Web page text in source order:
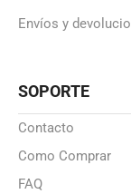
Envíos y
SOPORTE
Contacto
Como Comprar
FAQ